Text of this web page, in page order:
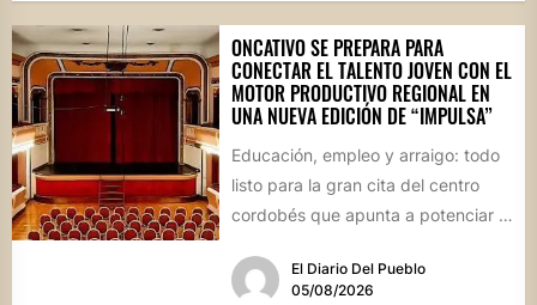
ONCATIVO SE PREPARA PARA
CONECTAR EL TALENTO JOVEN CON EL
MOTOR PRODUCTIVO REGIONAL EN
UNA NUEVA EDICIÓN DE “IMPULSA”
Educación, empleo y arraigo: todo
listo para la gran cita del centro
cordobés que apunta a potenciar el
El Diario Del Pueblo
05/08/2026